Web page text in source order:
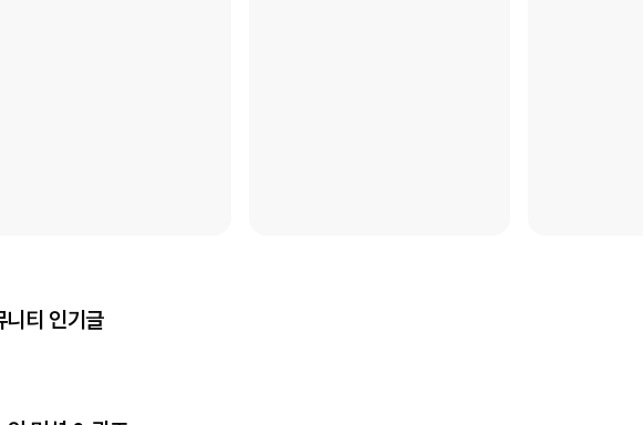
니티 인기글